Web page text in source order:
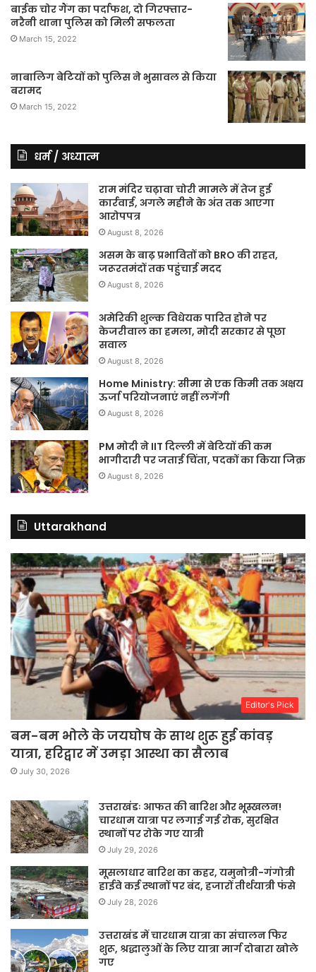
बाईक चोर गैंग का पर्दाफश, दो गिरफ्तार-
नरैनी थाना पुलिस को मिली सफलता
March 15, 2022
नाबालिग बेटियों को पुलिस ने भुसावल से किया
बरामद
March 15, 2022
धर्म / अध्यात्म
राम मंदिर चढ़ावा चोरी मामले में तेज हुई
कार्रवाई, अगले महीने के अंत तक आएगा
आरोपपत्र
August 8, 2026
असम के बाढ़ प्रभावितों को BRO की राहत,
जरूरतमंदों तक पहुंचाई मदद
August 8, 2026
अमेरिकी शुल्क विधेयक पारित होने पर
केजरीवाल का हमला, मोदी सरकार से पूछा
सवाल
August 8, 2026
Home Ministry: सीमा से एक किमी तक अक्षय
ऊर्जा परियोजनाएं नहीं लगेंगी
August 8, 2026
PM मोदी ने IIT दिल्ली में बेटियों की कम
भागीदारी पर जताई चिंता, पदकों का किया जिक्र
August 8, 2026
Uttarakhand
Editor's Pick
बम-बम भोले के जयघोष के साथ शुरू हुई कांवड़
यात्रा, हरिद्वार में उमड़ा आस्था का सैलाब
July 30, 2026
उत्तराखंडः आफत की बारिश और भूस्खलन!
चारधाम यात्रा पर लगाई गई रोक, सुरक्षित
स्थानों पर रोके गए यात्री
July 29, 2026
मूसलाधार बारिश का कहर, यमुनोत्री-गंगोत्री
हाईवे कई स्थानों पर बंद, हजारों तीर्थयात्री फंसे
July 28, 2026
उत्तराखंड में चारधाम यात्रा का संचालन फिर
शुरू, श्रद्धालुओं के लिए यात्रा मार्ग दोबारा खोले
गए